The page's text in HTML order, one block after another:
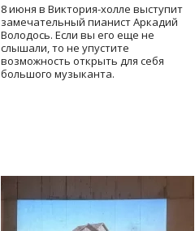
8 июня в Виктория-холле выступит
замечательный пианист Аркадий
Володось. Если вы его еще не
слышали, то не упустите
возможность открыть для себя
большого музыканта.